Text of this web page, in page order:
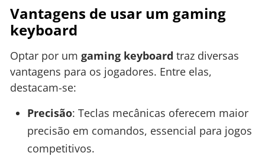
Vantagens de usar um gaming
keyboard
Optar por um gaming keyboard traz diversas
vantagens para os jogadores. Entre elas,
destacam-se:
Precisão: Teclas mecânicas oferecem maior
precisão em comandos, essencial para jogos
competitivos.